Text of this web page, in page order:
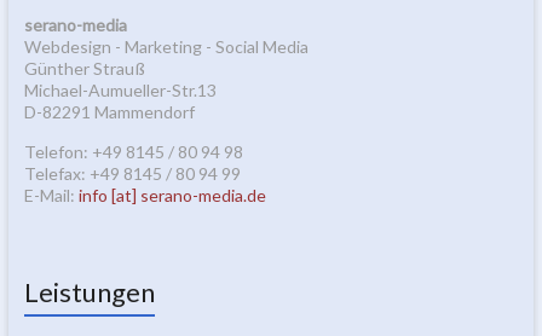
serano-media
Webdesign - Marketing - Social Media
Günther Strauß
Michael-Aumueller-Str.13
D-82291 Mammendorf
Telefon: +49 8145 / 80 94 98
Telefax: +49 8145 / 80 94 99
E-Mail: info [at] serano-media.de
Leistungen